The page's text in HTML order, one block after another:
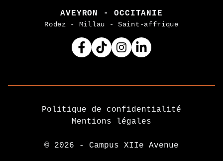
AVEYRON - OCCITANIE
Rodez - Millau - Saint-affrique
Facebook
TiktokInstagram
Linkedin
Politique de confidentialité
Mentions légales
© 2026 - Campus XIIe Avenue